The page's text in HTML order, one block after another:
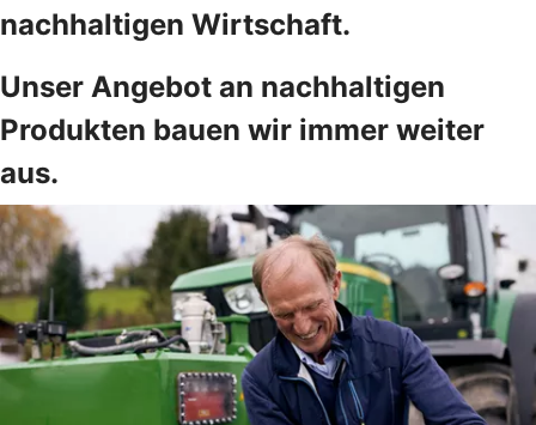
nachhaltigen Wirtschaft.
Unser Angebot an nachhaltigen
Produkten bauen wir immer weiter
aus.